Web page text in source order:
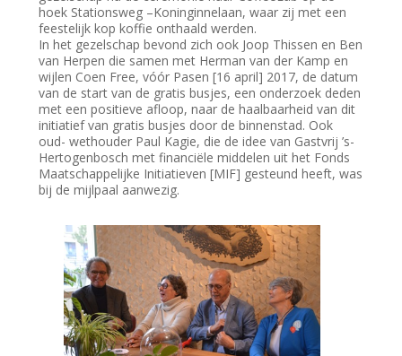
hoek Stationsweg –Koninginnelaan, waar zij met een
feestelijk kop koffie onthaald werden.
In het gezelschap bevond zich ook Joop Thissen en Ben
van Herpen die samen met Herman van der Kamp en
wijlen Coen Free, vóór Pasen [16 april] 2017, de datum
van de start van de gratis busjes, een onderzoek deden
met een positieve afloop, naar de haalbaarheid van dit
initiatief van gratis busjes door de binnenstad. Ook
oud- wethouder Paul Kagie, die de idee van Gastvrij ’s-
Hertogenbosch met financiële middelen uit het Fonds
Maatschappelijke Initiatieven [MIF] gesteund heeft, was
bij de mijlpaal aanwezig.